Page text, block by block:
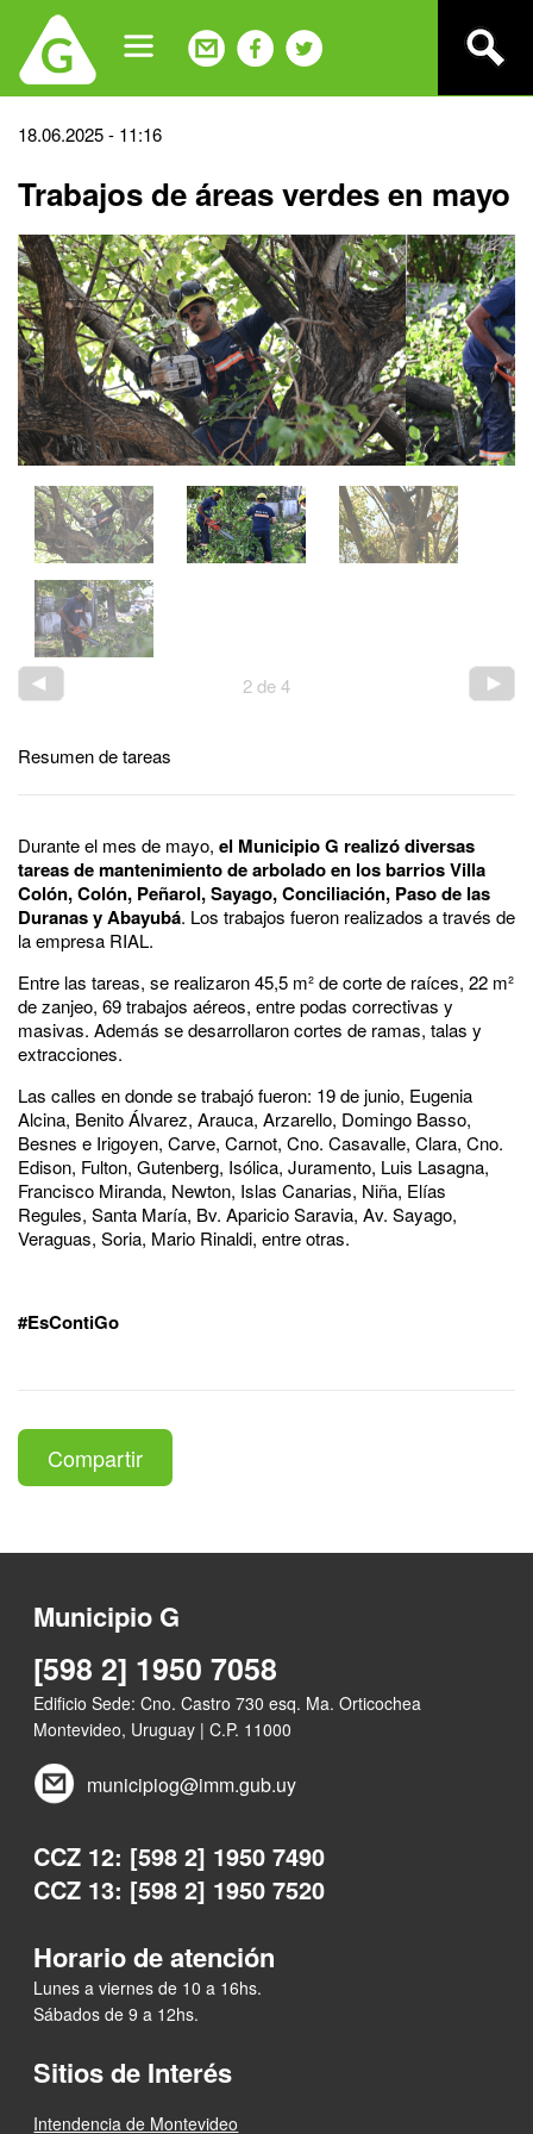
navigation
Back
top
18.06.2025 - 11:16
Trabajos de áreas verdes en mayo
2de4
Resumen de tareas
Durante el mes de mayo, el Municipio G realizó diversas
tareas de mantenimiento de arbolado en los barrios Villa
Colón, Colón, Peñarol, Sayago, Conciliación, Paso de las
Duranas y Abayubá. Los trabajos fueron realizados a través de
la empresa RIAL.
Entre las tareas, se realizaron 45,5 m² de corte de raíces, 22 m²
de zanjeo, 69 trabajos aéreos, entre podas correctivas y
masivas. Además se desarrollaron cortes de ramas, talas y
extracciones.
Las calles en donde se trabajó fueron: 19 de junio, Eugenia
Alcina, Benito Álvarez, Arauca, Arzarello, Domingo Basso,
Besnes e Irigoyen, Carve, Carnot, Cno. Casavalle, Clara, Cno.
Edison, Fulton, Gutenberg, Isólica, Juramento, Luis Lasagna,
Francisco Miranda, Newton, Islas Canarias, Niña, Elías
Regules, Santa María, Bv. Aparicio Saravia, Av. Sayago,
Veraguas, Soria, Mario Rinaldi, entre otras.
#EsContiGo
Compartir
Municipio G
[598 2] 1950 7058
Edificio Sede: Cno. Castro 730 esq. Ma. Orticochea
Montevideo, Uruguay | C.P. 11000
municipiog@imm.gub.uy
CCZ 12: [598 2] 1950 7490
CCZ 13: [598 2] 1950 7520
Horario de atención
Lunes a viernes de 10 a 16hs.
Sábados de 9 a 12hs.
Sitios de Interés
Intendencia de Montevideo